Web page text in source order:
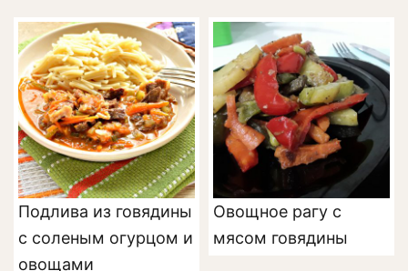
Подлива из говядины
с соленым огурцом и
овощами
Овощное рагу с
мясом говядины